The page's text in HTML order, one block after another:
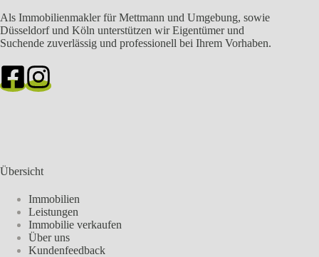
Als Immobilienmakler für Mettmann und Umgebung, sowie
Düsseldorf und Köln unterstützen wir Eigentümer und
Suchende zuverlässig und professionell bei Ihrem Vorhaben.
Übersicht
Immobilien
Leistungen
Immobilie verkaufen
Über uns
Kundenfeedback